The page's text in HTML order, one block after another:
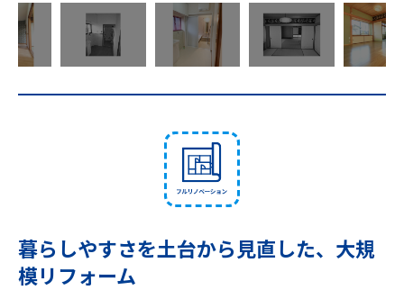
暮らしやすさを土台から見直した、大規
模リフォーム